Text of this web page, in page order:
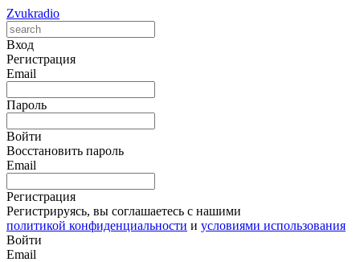
Zvukradio
Вход
Регистрация
Email
Пароль
Войти
Восстановить пароль
Email
Регистрация
Регистрируясь, вы соглашаетесь с нашими
политикой конфиденциальности и условиями использования
Войти
Email